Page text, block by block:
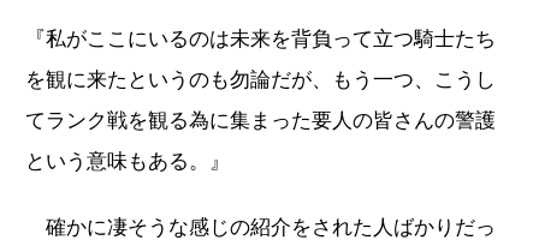
『私がここにいるのは未来を背負って立つ騎士たち
を観に来たというのも勿論だが、もう一つ、こうし
てランク戦を観る為に集まった要人の皆さんの警護
という意味もある。』
確かに凄そうな感じの紹介をされた人ばかりだっ